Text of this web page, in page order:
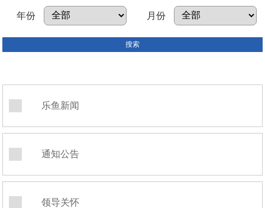
年份 月份
乐鱼新闻
通知公告
领导关怀